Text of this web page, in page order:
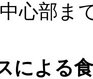
心部ま
による